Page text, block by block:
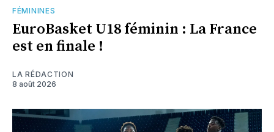
FÉMININES
EuroBasket U18 féminin : La France
est en finale !
LA RÉDACTION
8 août 2026